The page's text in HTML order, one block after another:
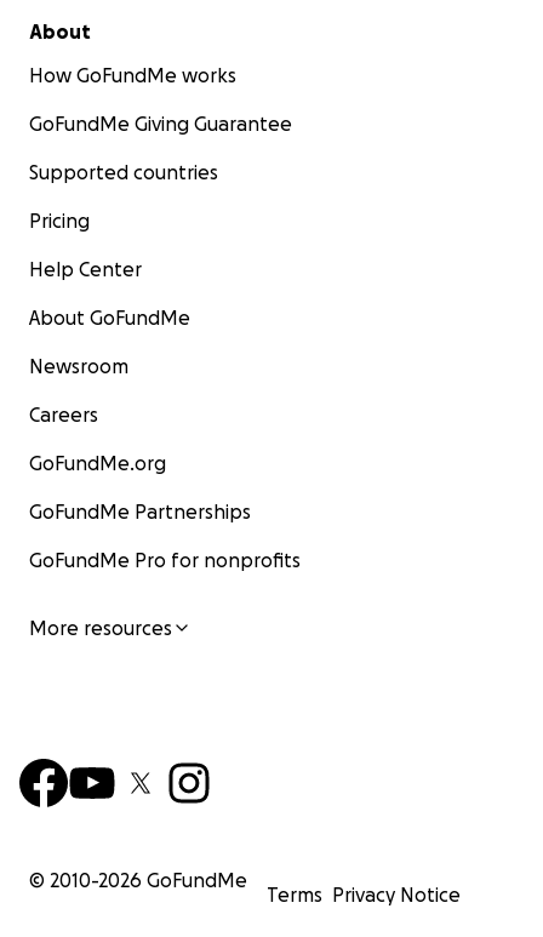
About
How GoFundMe works
GoFundMe Giving Guarantee
Supported countries
Pricing
Help Center
About GoFundMe
Newsroom
Careers
GoFundMe.org
GoFundMe Partnerships
GoFundMe Pro for nonprofits
More resources
© 2010-2026 GoFundMe
Terms Privacy Notice